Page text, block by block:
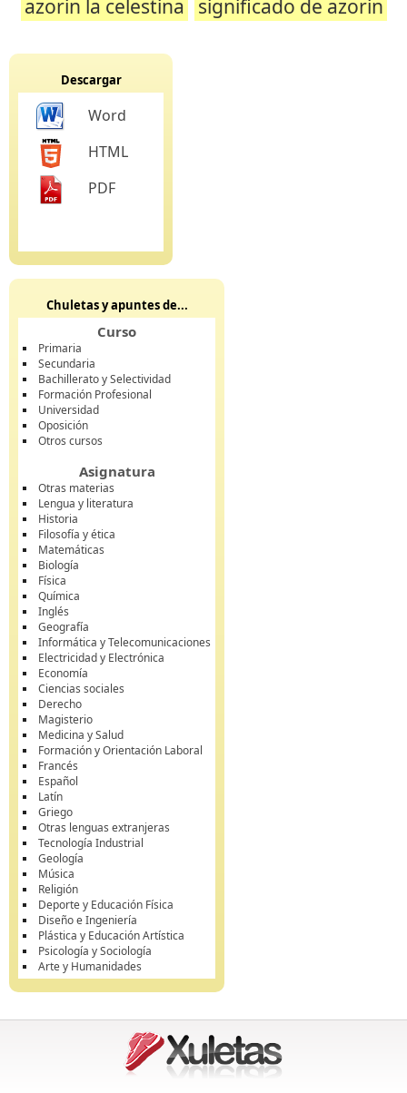
azorin la celestina significado de azorin
Descargar
Word
HTML
PDF
Chuletas y apuntes de...
Curso
Primaria
Secundaria
Bachillerato y Selectividad
Formación Profesional
Universidad
Oposición
Otros cursos
Asignatura
Otras materias
Lengua y literatura
Historia
Filosofía y ética
Matemáticas
Biología
Física
Química
Inglés
Geografía
Informática y Telecomunicaciones
Electricidad y Electrónica
Economía
Ciencias sociales
Derecho
Magisterio
Medicina y Salud
Formación y Orientación Laboral
Francés
Español
Latín
Griego
Otras lenguas extranjeras
Tecnología Industrial
Geología
Música
Religión
Deporte y Educación Física
Diseño e Ingeniería
Plástica y Educación Artística
Psicología y Sociología
Arte y Humanidades